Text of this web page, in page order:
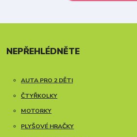
NEPŘEHLÉDNĚTE
AUTA PRO 2 DĚTI
ČTYŘKOLKY
MOTORKY
PLYŠOVÉ HRAČKY